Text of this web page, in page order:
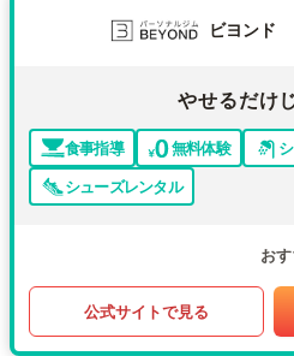
ビヨンド
やせるだけ
食事指導 無料体験
シューズレンタル
お
公式サイトで見る